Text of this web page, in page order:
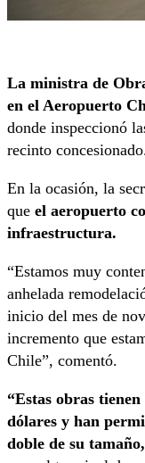
La ministra de
en el Aeropuerto
donde inspeccionó
recinto
En la ocasión, la
que el aeropuerto
infraestructura.
“Estamos muy
anhelada
inicio del mes de
incremento que
Chile”, comentó.
“Estas obras
dólares y han
doble de su